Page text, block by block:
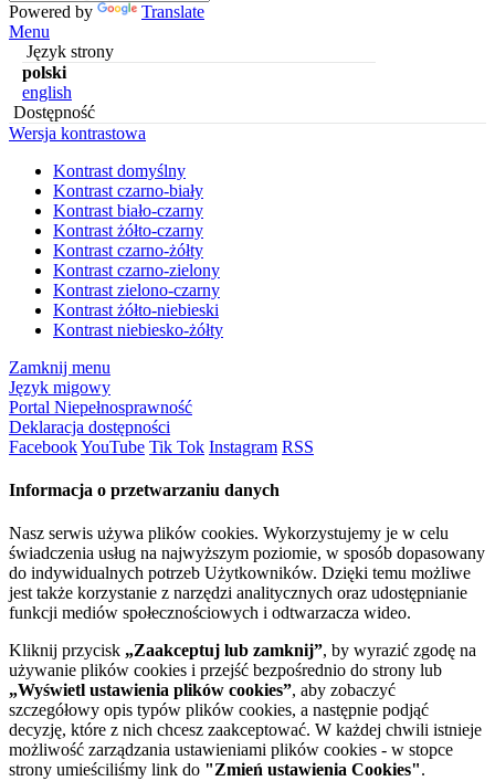
Powered by
Translate
Menu
Język strony
polski
english
Dostępność
Wersja kontrastowa
Kontrast domyślny
Kontrast czarno-biały
Kontrast biało-czarny
Kontrast żółto-czarny
Kontrast czarno-żółty
Kontrast czarno-zielony
Kontrast zielono-czarny
Kontrast żółto-niebieski
Kontrast niebiesko-żółty
Zamknij menu
Język migowy
Portal Niepełnosprawność
Deklaracja dostępności
FacebookYouTube Tik Tok Instagram RSS
Informacja o przetwarzaniu danych
Nasz serwis używa plików cookies. Wykorzystujemy je w celu
świadczenia usług na najwyższym poziomie, w sposób dopasowany
do indywidualnych potrzeb Użytkowników. Dzięki temu możliwe
jest także korzystanie z narzędzi analitycznych oraz udostępnianie
funkcji mediów społecznościowych i odtwarzacza wideo.
Kliknij przycisk „Zaakceptuj lub zamknij”, by wyrazić zgodę na
używanie plików cookies i przejść bezpośrednio do strony lub
„Wyświetl ustawienia plików cookies”, aby zobaczyć
szczegółowy opis typów plików cookies, a następnie podjąć
decyzję, które z nich chcesz zaakceptować. W każdej chwili istnieje
możliwość zarządzania ustawieniami plików cookies - w stopce
strony umieściliśmy link do "Zmień ustawienia Cookies".